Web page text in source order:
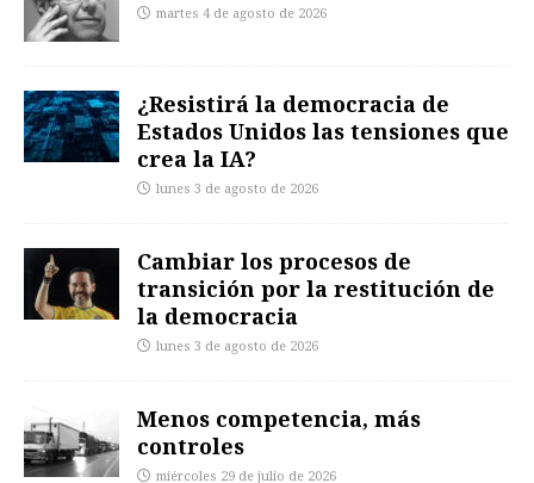
martes 4 de agosto de 2026
¿Resistirá la democracia de
Estados Unidos las tensiones que
crea la IA?
lunes 3 de agosto de 2026
Cambiar los procesos de
transición por la restitución de
la democracia
lunes 3 de agosto de 2026
Menos competencia, más
controles
miércoles 29 de julio de 2026